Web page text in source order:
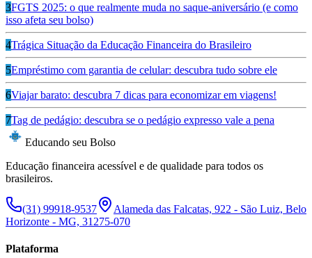
3FGTS 2025: o que realmente muda no saque-aniversário (e como
isso afeta seu bolso)
4Trágica Situação da Educação Financeira do Brasileiro
5Empréstimo com garantia de celular: descubra tudo sobre ele
6Viajar barato: descubra 7 dicas para economizar em viagens!
7Tag de pedágio: descubra se o pedágio expresso vale a pena
Educando seu Bolso
Educação financeira acessível e de qualidade para todos os
brasileiros.
(31) 99918-9537
Alameda das Falcatas, 922 - São Luiz, Belo
Horizonte - MG, 31275-070
Plataforma